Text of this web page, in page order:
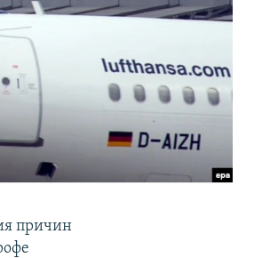
причин